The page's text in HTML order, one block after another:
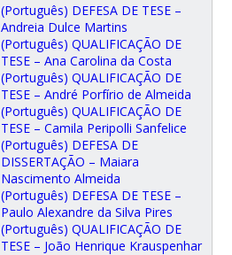
(Português) DEFESA DE TESE –
Andreia Dulce Martins
(Português) QUALIFICAÇÃO DE
TESE – Ana Carolina da Costa
(Português) QUALIFICAÇÃO DE
TESE – André Porfírio de Almeida
(Português) QUALIFICAÇÃO DE
TESE – Camila Peripolli Sanfelice
(Português) DEFESA DE
DISSERTAÇÃO – Maiara
Nascimento Almeida
(Português) DEFESA DE TESE –
Paulo Alexandre da Silva Pires
(Português) QUALIFICAÇÃO DE
TESE – João Henrique Krauspenhar